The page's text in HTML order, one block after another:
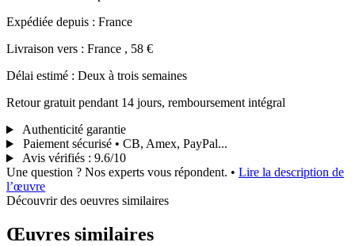
Expédiée depuis : France
Livraison vers : France , 58 €
Délai estimé : Deux à trois semaines
Retour gratuit pendant 14 jours, remboursement intégral
Authenticité garantie
Paiement sécurisé • CB, Amex, PayPal...
Avis vérifiés : 9.6/10
Une question ? Nos experts vous répondent. • Lire la description de
l’œuvre
Découvrir des oeuvres similaires
Œuvres similaires